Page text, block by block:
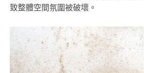
致整體空間氛圍被破壞。